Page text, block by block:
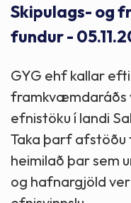
Skipulags- og
fundur -
GYG ehf kallar
framkvæmdaráðs
efnistöku í landi
Taka þarf afstöðu
heimilað þar sem
og hafnargjöld